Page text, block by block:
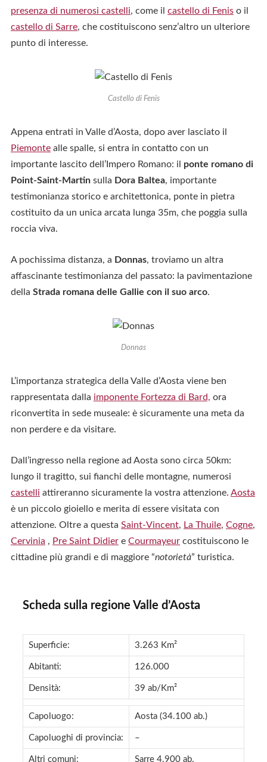
presenza di numerosi castelli, come il castello di Fenis o il
castello di Sarre, che costituiscono senz’altro un ulteriore
punto di interesse.
Castello di Fenis
Appena entrati in Valle d’Aosta, dopo aver lasciato il
Piemonte alle spalle, si entra in contatto con un
importante lascito dell’Impero Romano: il ponte romano di
Point-Saint-Martin sulla Dora Baltea, importante
testimonianza storico e architettonica, ponte in pietra
costituito da un unica arcata lunga 35m, che poggia sulla
roccia viva.
A pochissima distanza, a Donnas, troviamo un altra
affascinante testimonianza del passato: la pavimentazione
della Strada romana delle Gallie con il suo arco.
Donnas
L’importanza strategica della Valle d’Aosta viene ben
rappresentata dalla imponente Fortezza di Bard, ora
riconvertita in sede museale: è sicuramente una meta da
non perdere e da visitare.
Dall’ingresso nella regione ad Aosta sono circa 50km:
lungo il tragitto, sui fianchi delle montagne, numerosi
castelli attireranno sicuramente la vostra attenzione. Aosta
è un piccolo gioiello e merita di essere visitata con
attenzione. Oltre a questa Saint-Vincent, La Thuile, Cogne,
Cervinia , Pre Saint Didier e Courmayeur costituiscono le
cittadine più grandi e di maggiore “notorietà” turistica.
Scheda sulla regione Valle d’Aosta
Superficie: 3.263 Km²
Abitanti: 126.000
Densità: 39 ab/Km²
Capoluogo: Aosta (34.100 ab.)
Capoluoghi di provincia: –
Altri comuni: Sarre 4.900 ab.